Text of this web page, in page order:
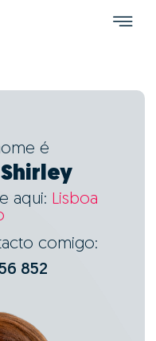
é
aqui: Lisboa
comigo:
852